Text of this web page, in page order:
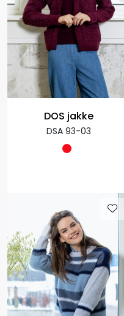
DOS jakke
DSA 93-03